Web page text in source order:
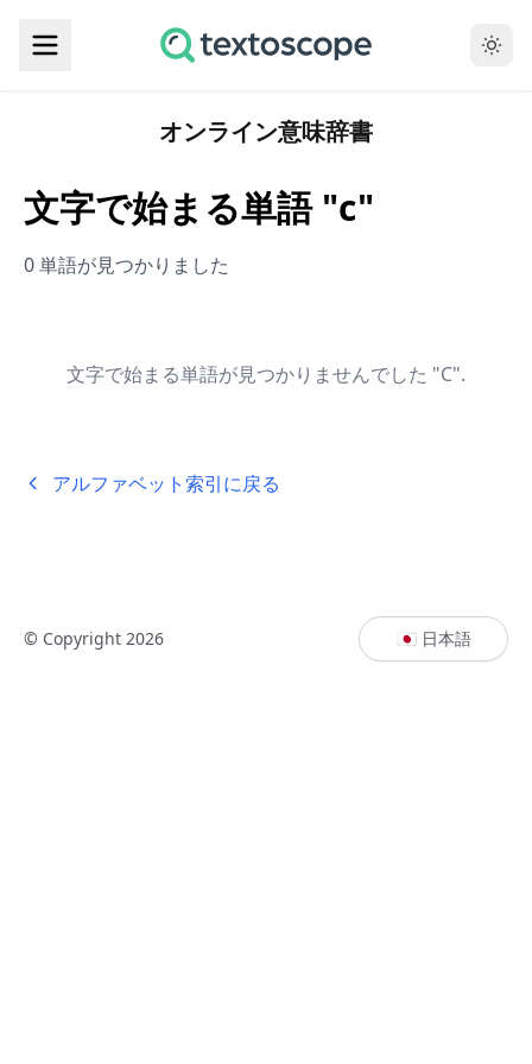
オンライン意味辞書
文字で始まる単語 "c"
0 単語が見つかりました
文字で始まる単語が見つかりませんでした "C".
アルファベット索引に戻る
© Copyright 2026